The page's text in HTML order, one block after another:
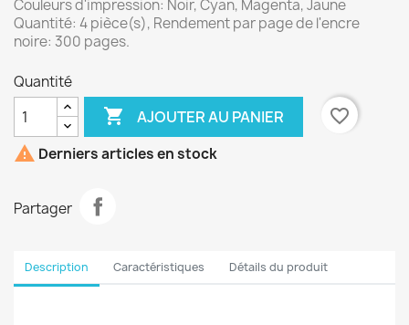
Couleurs d'impression: Noir, Cyan, Magenta, Jaune
Quantité: 4 pièce(s), Rendement par page de l'encre
noire: 300 pages.
Quantité
 AJOUTER AU PANIER
favorite_border
 Derniers articles en stock
Partager
Description Caractéristiques Détails du produit